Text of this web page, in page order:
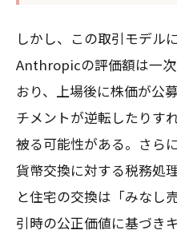
しかし、この取引モデル
Anthropicの評価額は一
おり、上場後に株価が公
チメントが逆転したりす
被る可能性がある。さら
貨幣交換に対する税務処
と住宅の交換は「みなし
引時の公正価値に基づき